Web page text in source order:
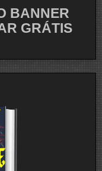
BANNER
GRÁTIS